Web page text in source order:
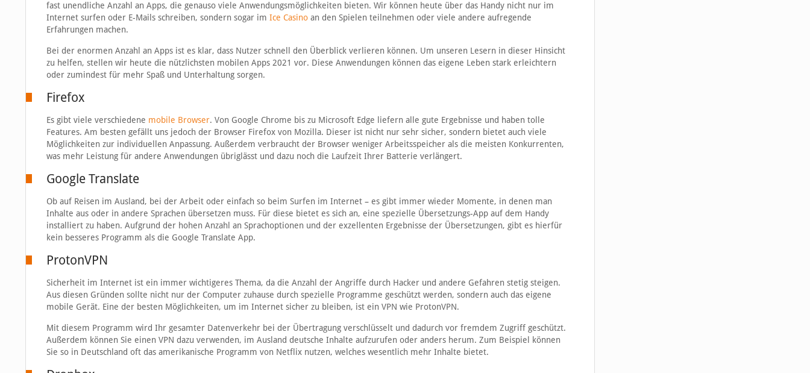
fast unendliche Anzahl an Apps, die genauso viele Anwendungsmöglichkeiten bieten. Wir können heute über das Handy nicht nur im
Internet surfen oder E-Mails schreiben, sondern sogar im Ice Casinoan den Spielen teilnehmen oder viele andere aufregende
Erfahrungen machen.
Bei der enormen Anzahl an Apps ist es klar, dass Nutzer schnell den Überblick verlieren können. Um unseren Lesern in dieser Hinsicht
zu helfen, stellen wir heute die nützlichsten mobilen Apps 2021 vor. Diese Anwendungen können das eigene Leben stark erleichtern
oder zumindest für mehr Spaß und Unterhaltung sorgen.
Firefox
Es gibt viele verschiedene mobile Browser. Von Google Chrome bis zu Microsoft Edge liefern alle gute Ergebnisse und haben tolle
Features. Am besten gefällt uns jedoch der Browser Firefox von Mozilla. Dieser ist nicht nur sehr sicher, sondern bietet auch viele
Möglichkeiten zur individuellen Anpassung. Außerdem verbraucht der Browser weniger Arbeitsspeicher als die meisten Konkurrenten,
was mehr Leistung für andere Anwendungen übriglässt und dazu noch die Laufzeit Ihrer Batterie verlängert.
Google Translate
Ob auf Reisen im Ausland, bei der Arbeit oder einfach so beim Surfen im Internet – es gibt immer wieder Momente, in denen man
Inhalte aus oder in andere Sprachen übersetzen muss. Für diese bietet es sich an, eine spezielle Übersetzungs-App auf dem Handy
installiert zu haben. Aufgrund der hohen Anzahl an Sprachoptionen und der exzellenten Ergebnisse der Übersetzungen, gibt es hierfür
kein besseres Programm als die Google Translate App.
ProtonVPN
Sicherheit im Internet ist ein immer wichtigeres Thema, da die Anzahl der Angriffe durch Hacker und andere Gefahren stetig steigen.
Aus diesen Gründen sollte nicht nur der Computer zuhause durch spezielle Programme geschützt werden, sondern auch das eigene
mobile Gerät. Eine der besten Möglichkeiten, um im Internet sicher zu bleiben, ist ein VPN wie ProtonVPN.
Mit diesem Programm wird Ihr gesamter Datenverkehr bei der Übertragung verschlüsselt und dadurch vor fremdem Zugriff geschützt.
Außerdem können Sie einen VPN dazu verwenden, im Ausland deutsche Inhalte aufzurufen oder anders herum. Zum Beispiel können
Sie so in Deutschland oft das amerikanische Programm von Netflix nutzen, welches wesentlich mehr Inhalte bietet.